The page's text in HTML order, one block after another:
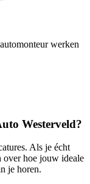
werken
Westerveld?
Als je écht
over hoe jouw ideale
je horen.